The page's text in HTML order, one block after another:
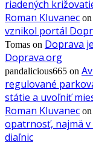
riadených
Roman Kluvanec on
vznikol portál
Tomas on Doprava
Doprava.org
pandalicious665 on
regulované
státie a uvoľniť
Roman Kluvanec on
opatrnosť, najmä v
diaľnic